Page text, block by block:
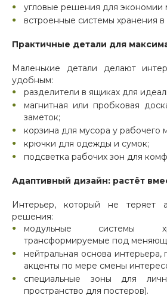
угловые решения для экономии
встроенные системы хранения
Практичные детали для
Маленькие детали делают
удобным:
разделители в ящиках для
магнитная или пробковая
заметок;
корзина для мусора у рабочего
крючки для одежды и сумок;
подсветка рабочих зон для
Адаптивный дизайн: растёт
Интерьер, который не теряет
решения:
модульные системы
трансформируемые под
нейтральная основа
акценты по мере смены
специальные зоны для
пространство для постеров).